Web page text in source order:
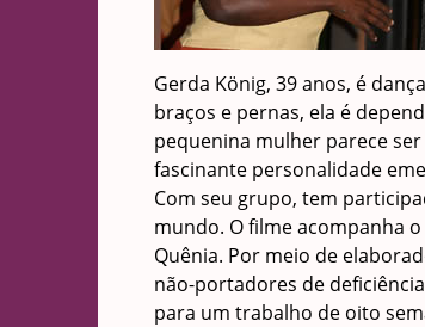
Gerda König, 39 anos, é
braços e pernas, ela é
pequenina mulher parece
fascinante personalidade
Com seu grupo, tem
mundo. O filme acompanha
Quênia. Por meio de
não-portadores de
para um trabalho de oito